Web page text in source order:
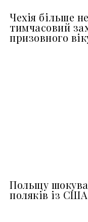
Чехія більше
тимчасовий
призовного
Польщу
поляків із США